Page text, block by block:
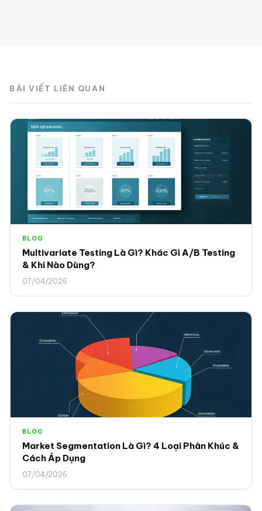
BÀI VIẾT LIÊN QUAN
BLOG
Multivariate Testing Là Gì? Khác Gì A/B Testing
& Khi Nào Dùng?
07/04/2026
BLOG
Market Segmentation Là Gì? 4 Loại Phân Khúc &
Cách Áp Dụng
07/04/2026